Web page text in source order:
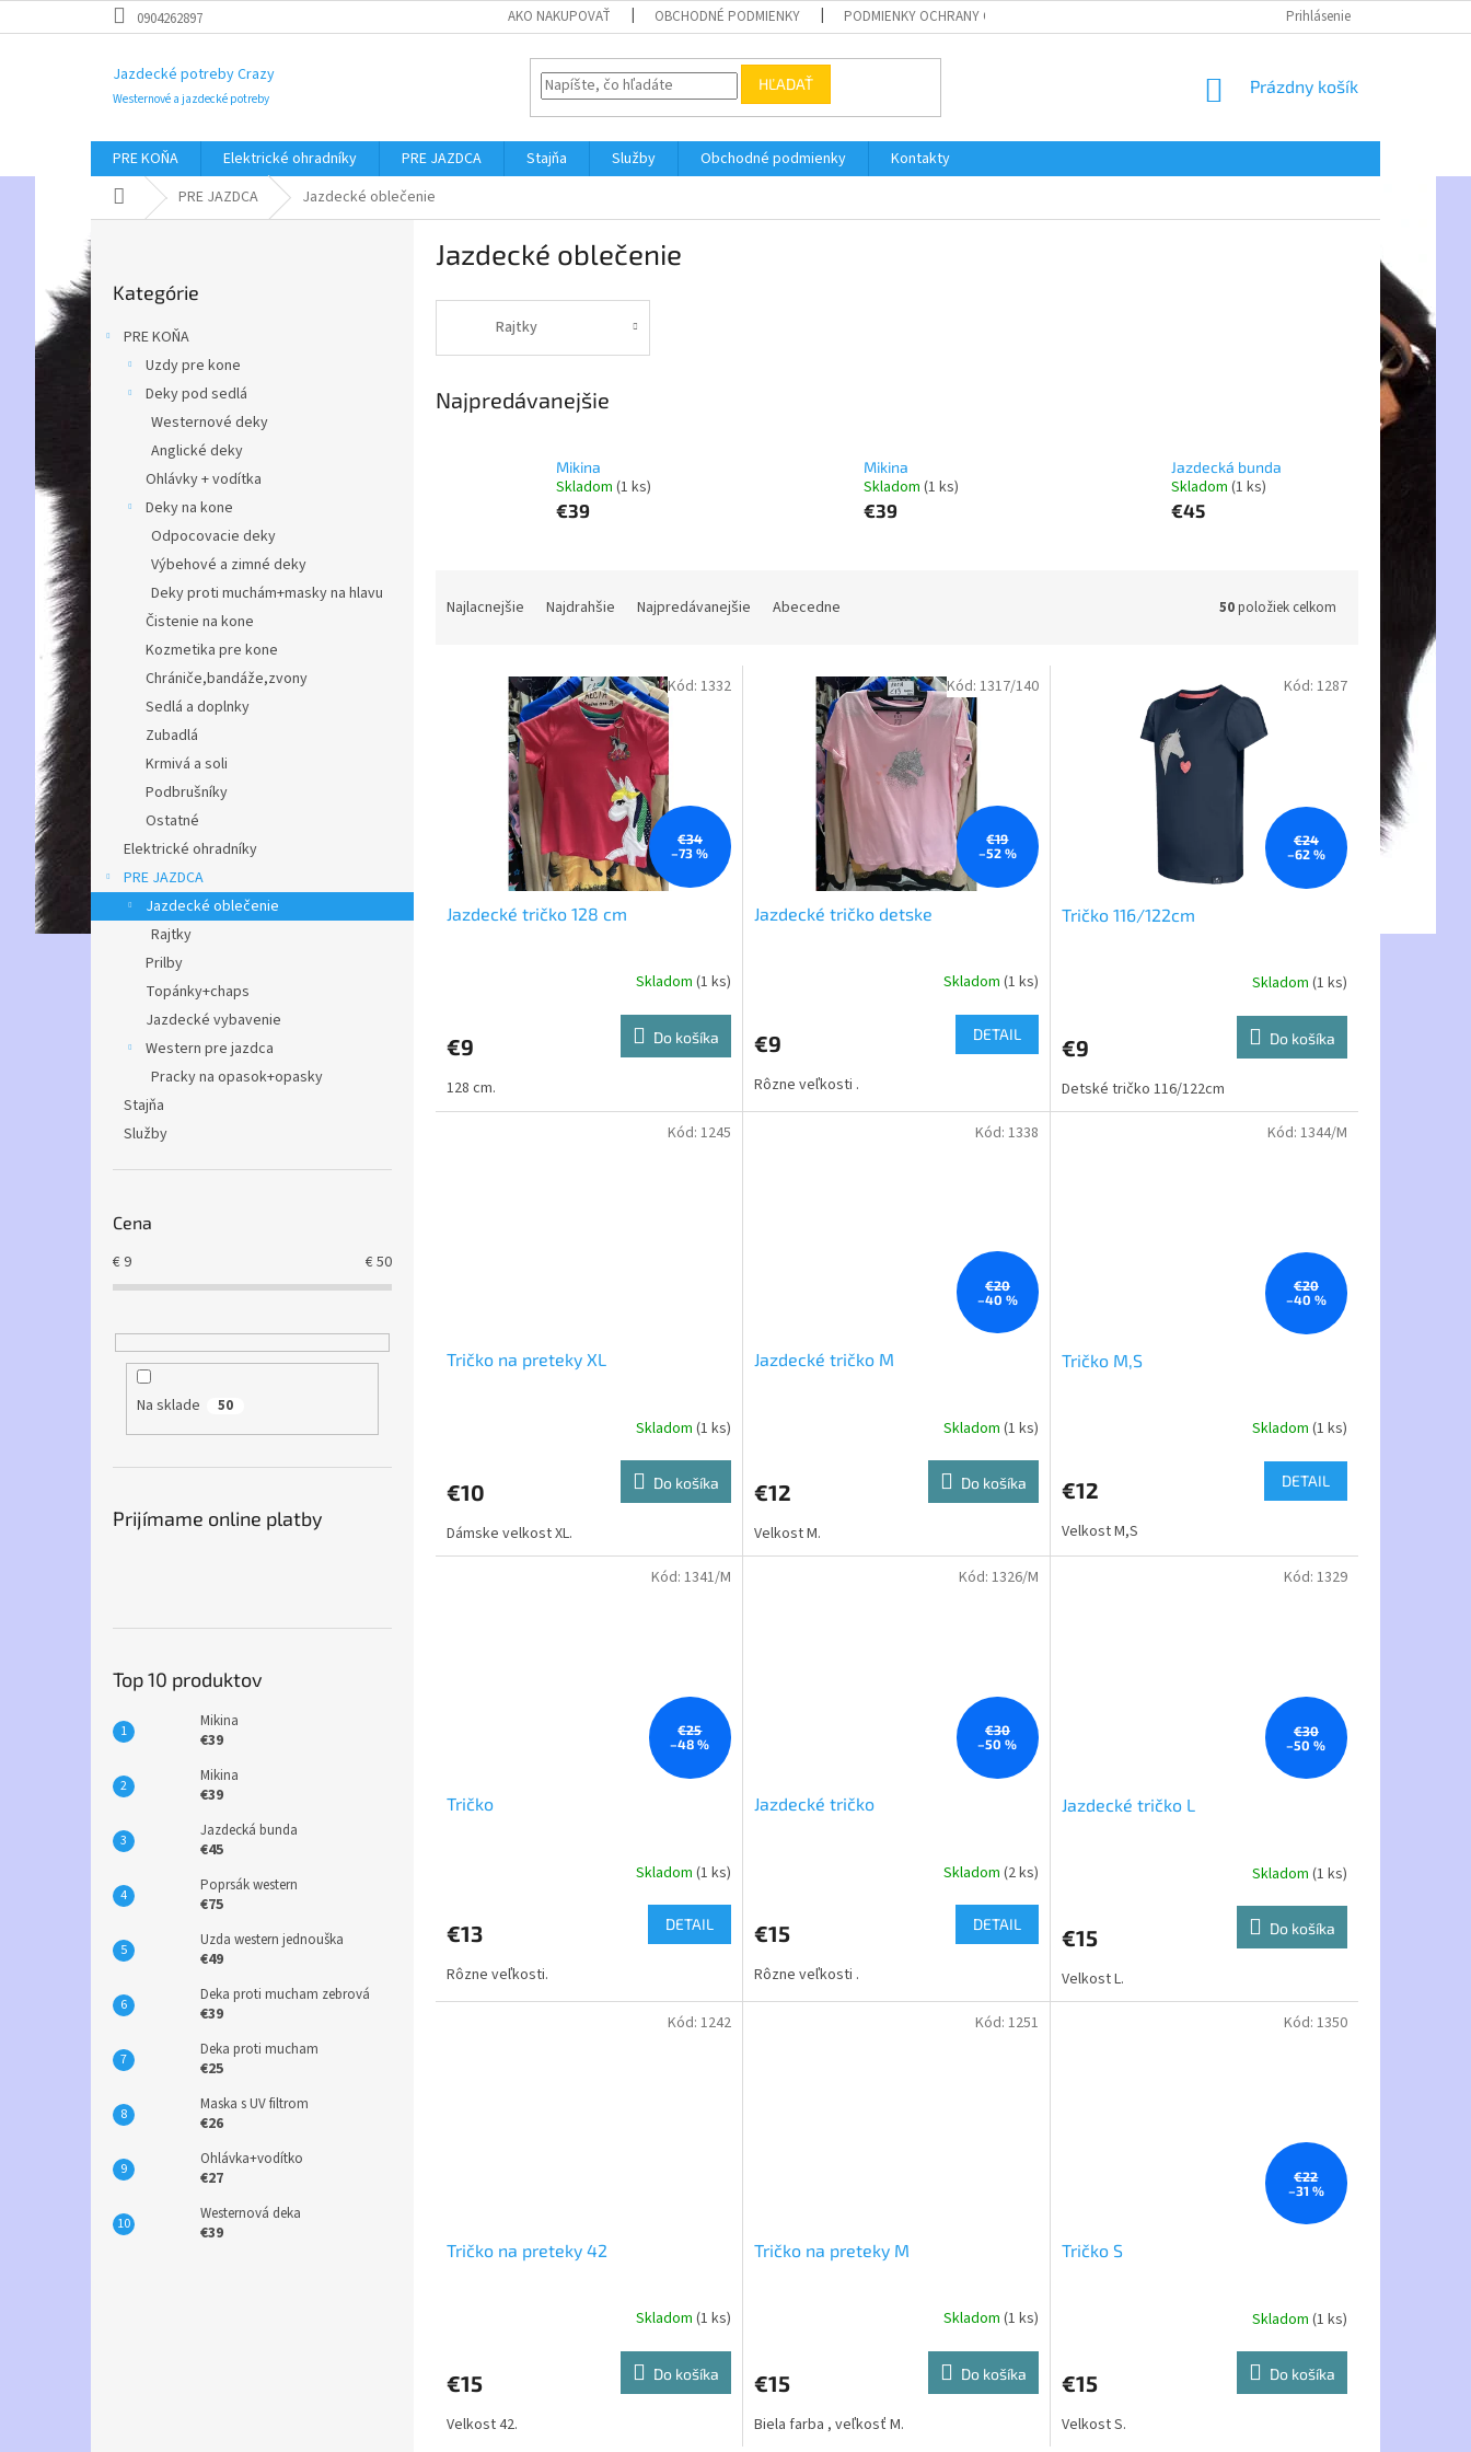
na
0904262897 AKO NAKUPOVAŤ OBCHODNÉ PODMIENKY PODMIENKY OCHRANY OSOBNÝCH ÚDAJOV Prihlásenie
Jazdecké potreby Crazy
Westernové a jazdecké potreby
HĽADAŤ
NÁKUPNÝ
Prázdny košík
PRE KOŇA Elektrické ohradníky PRE JAZDCA Stajňa Služby Obchodné podmienky
Kontakty
DomovPRE JAZDCA Jazdecké oblečenie
o
č
n
kategórie
Kategórie
PRE KOŇA
Uzdy pre kone
Deky pod sedlá
Westernové deky
Anglické deky
Ohlávky + vodítka
Deky na kone
Odpocovacie deky
Výbehové a zimné deky
Deky proti muchám+masky na hlavu
Čistenie na kone
Kozmetika pre kone
Chrániče,bandáže,zvony
Sedlá a doplnky
Zubadlá
Krmivá a soli
Podbrušníky
Ostatné
Elektrické ohradníky
PRE JAZDCA
Jazdecké oblečenie
Rajtky
Prilby
Topánky+chaps
Jazdecké vybavenie
Western pre jazdca
Pracky na opasok+opasky
Stajňa
Služby
Cena
€9 €50
Na sklade 50
Prijímame online platby
Top 10 produktov
Mikina
€39
Mikina
€39
Jazdecká bunda
€45
Poprsák western
€75
Uzda western jednouška
€49
Deka proti mucham zebrová
€39
Deka proti mucham
€25
Maska s UV filtrom
€26
Ohlávka+vodítko
€27
Westernová deka
€39
Jazdecké oblečenie
Rajtky
Najpredávanejšie
Mikina
Skladom (1 ks)
€39
Mikina
Skladom (1 ks)
€39
Jazdecká bunda
Skladom (1 ks)
€45
Najlacnejšie Najdrahšie Najpredávanejšie Abecedne 50položiek celkom
€34
–73 %
Jazdecké tričko 128 cm
Skladom (1 ks)
€9 Do košíka
128 cm.
Kód: 1332
€19
–52 %
Jazdecké tričko detske
Skladom (1 ks)
€9 DETAIL
Rôzne veľkosti .
Kód: 1317/140
€24
–62 %
Tričko 116/122cm
Skladom (1 ks)
€9 Do košíka
Detské tričko 116/122cm
Kód: 1287
Tričko na preteky XL
Skladom (1 ks)
€10 Do košíka
Dámske velkost XL.
Kód: 1245
€20
–40 %
Jazdecké tričko M
Skladom (1 ks)
€12 Do košíka
Velkost M.
Kód: 1338
€20
–40 %
Tričko M,S
Skladom (1 ks)
€12 DETAIL
Velkost M,S
Kód: 1344/M
€25
–48 %
Tričko
Skladom (1 ks)
€13 DETAIL
Rôzne veľkosti.
Kód: 1341/M
€30
–50 %
Jazdecké tričko
Skladom (2 ks)
€15 DETAIL
Rôzne veľkosti .
Kód: 1326/M
€30
–50 %
Jazdecké tričko L
Skladom (1 ks)
€15 Do košíka
Velkost L.
Kód: 1329
Tričko na preteky 42
Skladom (1 ks)
€15 Do košíka
Velkost 42.
Kód: 1242
Tričko na preteky M
Skladom (1 ks)
€15 Do košíka
Biela farba , veľkosť M.
Kód: 1251
€22
–31 %
Tričko S
Skladom (1 ks)
€15 Do košíka
Velkost S.
Kód: 1350